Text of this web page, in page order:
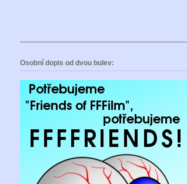
Osobní dopis od dvou bulev: